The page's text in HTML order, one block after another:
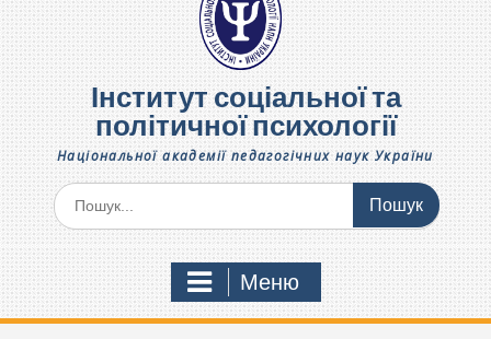
Інститут соціальної та
політичної психології
Національної академії педагогічних наук України
Шукати:
Меню